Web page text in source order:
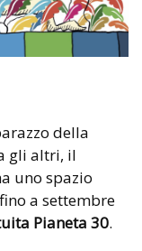
della
gli altri, il
uno spazio
a settembre
Pianeta 30.